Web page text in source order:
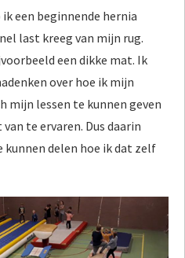
een beginnende hernia
last kreeg van mijn rug.
een dikke mat. Ik
over hoe ik mijn
mijn lessen te kunnen geven
te ervaren. Dus daarin
delen hoe ik dat zelf